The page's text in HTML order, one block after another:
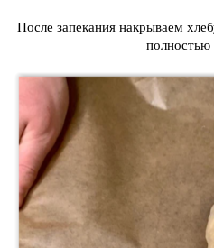
После запекания накрываем
полностью